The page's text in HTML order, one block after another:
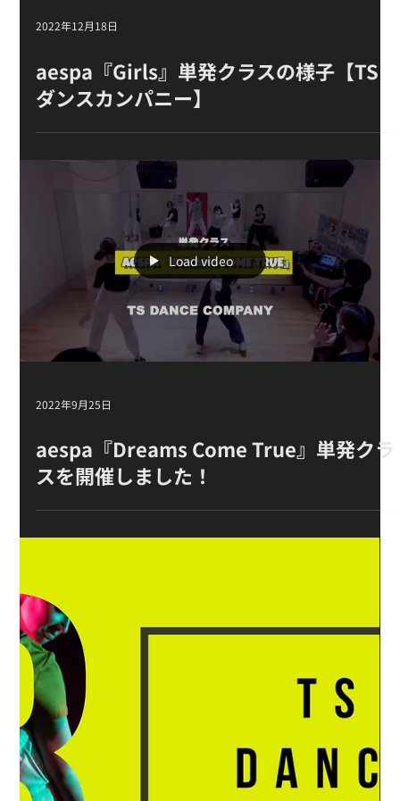
aespa『Girls』単発クラスの様子【TS
ダンスカンパニー】
Load video
aespa『Dreams Come True』単発クラ